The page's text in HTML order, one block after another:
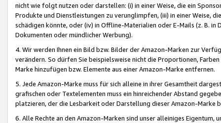
nicht wie folgt nutzen oder darstellen: (i) in einer Weise, die ein
Produkte und Dienstleistungen zu verunglimpfen, (iii) in einer Weise,
schädigen könnte, oder (iv) in Offline-Materialien oder E-Mails (z. B. in
Dokumenten oder mündlicher Werbung).
4. Wir werden Ihnen ein Bild bzw. Bilder der Amazon-Marken zur
verändern. So dürfen Sie beispielsweise nicht die Proportionen,
Marke hinzufügen bzw. Elemente aus einer Amazon-Marke entfernen.
5. Jede Amazon-Marke muss für sich alleine in ihrer Gesamtheit
grafischen oder Textelementen muss ein hinreichender Abstand
platzieren, der die Lesbarkeit oder Darstellung dieser Amazon-Marke
6. Alle Rechte an den Amazon-Marken sind unser alleiniges